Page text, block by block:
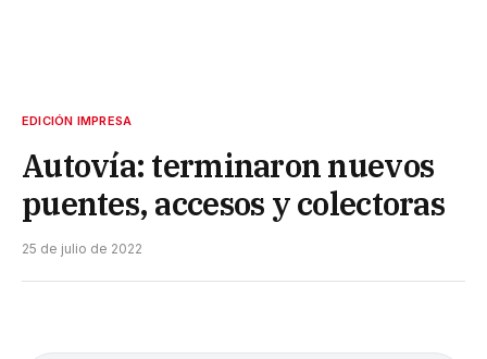
EDICIÓN IMPRESA
Autovía: terminaron nuevos
puentes, accesos y colectoras
25 de julio de 2022